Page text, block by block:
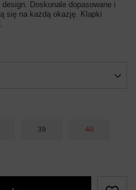
Doskonale dopasowane i
się na każdą okazję. Klapki
39 40